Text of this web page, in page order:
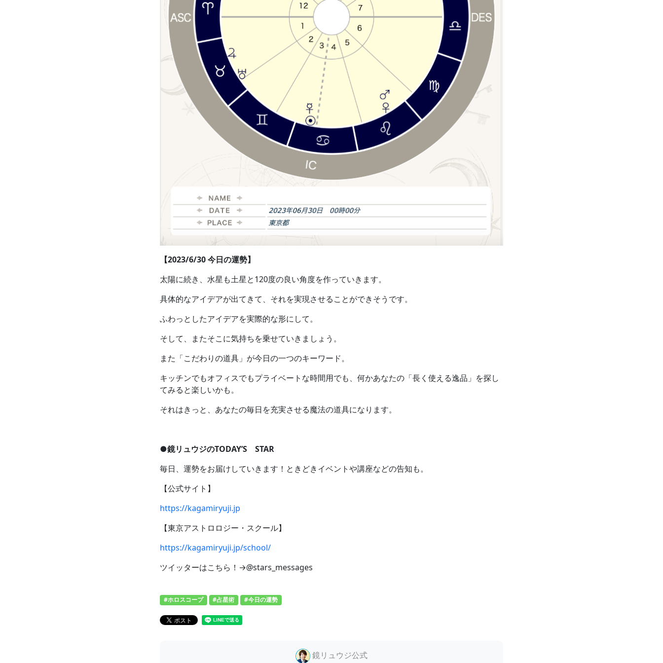
【2023/6/30 今日の運勢】
太陽に続き、水星も土星と120度の良い角度を作っていきます。
具体的なアイデアが出てきて、それを実現させることができそうです。
ふわっとしたアイデアを実際的な形にして。
そして、またそこに気持ちを乗せていきましょう。
また「こだわりの道具」が今日の一つのキーワード。
キッチンでもオフィスでもプライベートな時間用でも、何かあなたの「長く使える逸品」を探し
てみると楽しいかも。
それはきっと、あなたの毎日を充実させる魔法の道具になります。
●鏡リュウジのTODAY’S STAR
毎日、運勢をお届けしていきます！ときどきイベントや講座などの告知も。
【公式サイト】
https://kagamiryuji.jp
【東京アストロロジー・スクール】
https://kagamiryuji.jp/school/
ツイッターはこちら！→@stars_messages
#ホロスコープ #占星術 #今日の運勢
鏡リュウジ公式